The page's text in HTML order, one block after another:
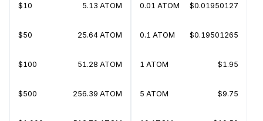
$10 5.13 ATOM
$50 25.64 ATOM
$100 51.28 ATOM
$500 256.39 ATOM
0.01 ATOM $0.01950127
0.1 ATOM $0.19501265
1 ATOM $1.95
5 ATOM $9.75